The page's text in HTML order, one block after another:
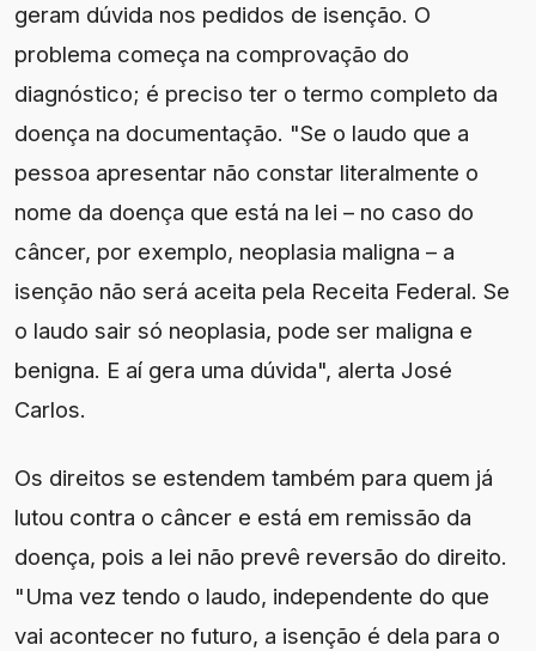
geram dúvida nos pedidos de isenção. O
problema começa na comprovação do
diagnóstico; é preciso ter o termo completo da
doença na documentação. "Se o laudo que a
pessoa apresentar não constar literalmente o
nome da doença que está na lei – no caso do
câncer, por exemplo, neoplasia maligna – a
isenção não será aceita pela Receita Federal. Se
o laudo sair só neoplasia, pode ser maligna e
benigna. E aí gera uma dúvida", alerta José
Carlos.
Os direitos se estendem também para quem já
lutou contra o câncer e está em remissão da
doença, pois a lei não prevê reversão do direito.
"Uma vez tendo o laudo, independente do que
vai acontecer no futuro, a isenção é dela para o